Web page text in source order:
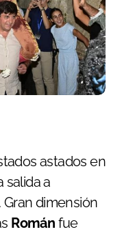
astados en
salida a
Gran dimensión
Román fue